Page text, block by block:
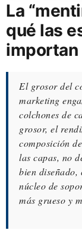
La
qué las
importan
El grosor del
marketing
colchones de
grosor, el
composición
las capas, no
bien diseñado,
núcleo de
más grueso y